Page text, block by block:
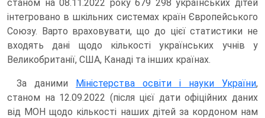
станом на 08.11.2022 року 679 298 українських дітей
інтегровано в шкільних системах країн Європейського
Союзу. Варто враховувати, що до цієї статистики не
входять дані щодо кількості українських учнів у
Великобританії, США, Канаді та інших країнах.
За даними Міністерства освіти і науки України,
станом на 12.09.2022 (після цієї дати офіційних даних
від МОН щодо кількості наших дітей за кордоном нам